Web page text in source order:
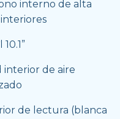
interno de alta
interior de aire
de lectura (blanca